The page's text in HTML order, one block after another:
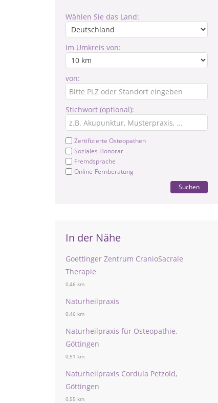
Wählen Sie das Land:
Im Umkreis von:
von:
Stichwort (optional):
Zertifizierte Osteopathen
Soziales Honorar
Fremdsprache
Online-Fernberatung
Suchen
In der Nähe
Goettinger Zentrum CranioSacrale
Therapie
0,46 km
Naturheilpraxis
0,46 km
Naturheilpraxis für Osteopathie,
Göttingen
0,51 km
Naturheilpraxis Cordula Petzold,
Göttingen
0,55 km